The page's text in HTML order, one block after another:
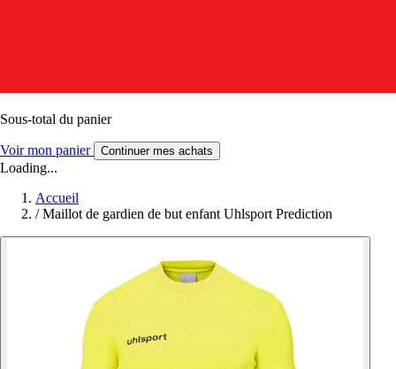
Sous-total du panier
Voir mon panier Continuer mes achats
Loading...
Accueil
/ Maillot de gardien de but enfant Uhlsport Prediction